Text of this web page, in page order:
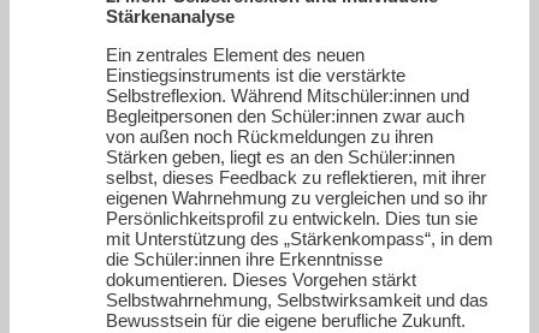
Stärkenanalyse
Ein zentrales Element des neuen
Einstiegsinstruments ist die verstärkte
Selbstreflexion. Während Mitschüler:innen und
Begleitpersonen den Schüler:innen zwar auch
von außen noch Rückmeldungen zu ihren
Stärken geben, liegt es an den Schüler:innen
selbst, dieses Feedback zu reflektieren, mit ihrer
eigenen Wahrnehmung zu vergleichen und so ihr
Persönlichkeitsprofil zu entwickeln. Dies tun sie
mit Unterstützung des „Stärkenkompass“, in dem
die Schüler:innen ihre Erkenntnisse
dokumentieren. Dieses Vorgehen stärkt
Selbstwahrnehmung, Selbstwirksamkeit und das
Bewusstsein für die eigene berufliche Zukunft.